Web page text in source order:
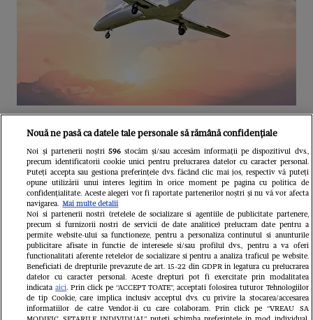
Unul dintre cele mai folosite
aeroporturi din Europa își închide
complet porțile timp de trei luni.
Milioane de pasageri, afectați
Nouă ne pasă ca datele tale personale să rămână confidențiale
Noi și partenerii noștri 596stocăm și/sau accesăm informații pe dispozitivul dvs.,
precum identificatorii cookie unici pentru prelucrarea datelor cu caracter personal.
Puteți accepta sau gestiona preferințele dvs. făcând clic mai jos, respectiv vă puteți
opune utilizării unui interes legitim în orice moment pe pagina cu politica de
confidențialitate. Aceste alegeri vor fi raportate partenerilor noștri și nu vă vor afecta
navigarea. Mai multe detalii
Noi si partenerii nostri (retelele de socializare si agentiile de publicitate partenere,
precum si furnizorii nostri de servicii de date analitice) prelucram date pentru a
permite website-ului sa functioneze, pentru a personaliza continutul si anunturile
publicitare afisate in functie de interesele si/sau profilul dvs., pentru a va oferi
functionalitati aferente retelelor de socializare si pentru a analiza traficul pe website.
Beneficiati de drepturile prevazute de art. 15-22 din GDPR in legatura cu prelucrarea
datelor cu caracter personal. Aceste drepturi pot fi exercitate prin modalitatea
indicataaici. Prin click pe “ACCEPT TOATE”, acceptati folosirea tuturor Tehnologiilor
de tip Cookie, care implica inclusiv acceptul dvs. cu privire la stocarea/accesarea
informatiilor de catre Vendor-ii cu care colaboram. Prin click pe “VREAU SA